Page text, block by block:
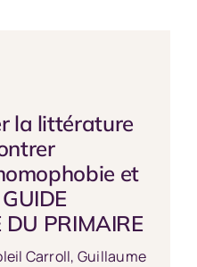
la littérature
et
DU PRIMAIRE
Carroll, Guillaume